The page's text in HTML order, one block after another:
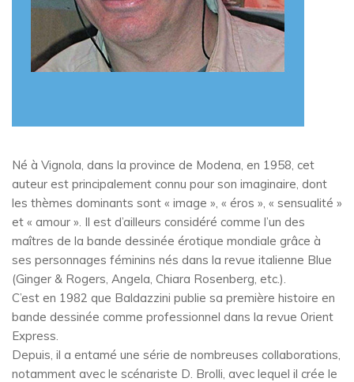
Né à Vignola, dans la province de Modena, en 1958, cet
auteur est principalement connu pour son imaginaire, dont
les thèmes dominants sont « image », « éros », « sensualité »
et « amour ». Il est d’ailleurs considéré comme l’un des
maîtres de la bande dessinée érotique mondiale grâce à
ses personnages féminins nés dans la revue italienne Blue
(Ginger & Rogers, Angela, Chiara Rosenberg, etc.).
C’est en 1982 que Baldazzini publie sa première histoire en
bande dessinée comme professionnel dans la revue Orient
Express.
Depuis, il a entamé une série de nombreuses collaborations,
notamment avec le scénariste D. Brolli, avec lequel il crée le